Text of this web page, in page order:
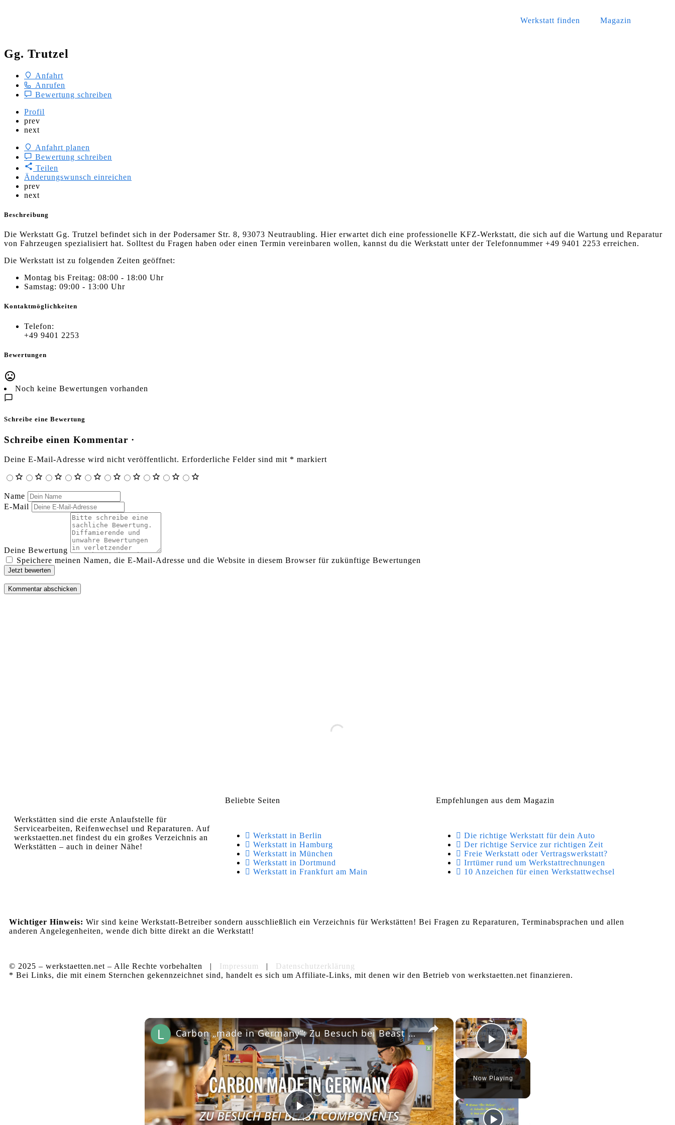
Werkstatt finden Magazin
Gg. Trutzel
Anfahrt
Anrufen
Bewertung schreiben
Profil
prev
next
Anfahrt planen
Bewertung schreiben
Teilen
Änderungswunsch einreichen
prev
next
Beschreibung
Die Werkstatt Gg. Trutzel befindet sich in der Podersamer Str. 8, 93073 Neutraubling. Hier erwartet dich eine professionelle KFZ-Werkstatt, die sich auf die Wartung und Reparatur
von Fahrzeugen spezialisiert hat. Solltest du Fragen haben oder einen Termin vereinbaren wollen, kannst du die Werkstatt unter der Telefonnummer +49 9401 2253 erreichen.
Die Werkstatt ist zu folgenden Zeiten geöffnet:
Montag bis Freitag: 08:00 - 18:00 Uhr
Samstag: 09:00 - 13:00 Uhr
Kontaktmöglichkeiten
Telefon:
+49 9401 2253
Bewertungen
Noch keine Bewertungen vorhanden
Schreibe eine Bewertung
Schreibe einen Kommentar ·
Deine E-Mail-Adresse wird nicht veröffentlicht. Erforderliche Felder sind mit * markiert
Name
E-Mail
Deine Bewertung
Speichere meinen Namen, die E-Mail-Adresse und die Website in diesem Browser für zukünftige Bewertungen
Jetzt bewerten
Werkstätten sind die erste Anlaufstelle für
Servicearbeiten, Reifenwechsel und Reparaturen. Auf
werkstaetten.net findest du ein großes Verzeichnis an
Werkstätten – auch in deiner Nähe!
Beliebte Seiten
Werkstatt in Berlin
Werkstatt in Hamburg
Werkstatt in München
Werkstatt in Dortmund
Werkstatt in Frankfurt am Main
Empfehlungen aus dem Magazin
Die richtige Werkstatt für dein Auto
Der richtige Service zur richtigen Zeit
Freie Werkstatt oder Vertragswerkstatt?
Irrtümer rund um Werkstattrechnungen
10 Anzeichen für einen Werkstattwechsel
Wichtiger Hinweis: Wir sind keine Werkstatt-Betreiber sondern ausschließlich ein Verzeichnis für Werkstätten! Bei Fragen zu Reparaturen, Terminabsprachen und allen
anderen Angelegenheiten, wende dich bitte direkt an die Werkstatt!
© 2025 – werkstaetten.net – Alle Rechte vorbehalten | Impressum | Datenschutzerklärung
* Bei Links, die mit einem Sternchen gekennzeichnet sind, handelt es sich um Affiliate-Links, mit denen wir den Betrieb von werkstaetten.net finanzieren.
×
Play Video
Now Playing
×
Play
Carbon „made in Germany“: Zu Besuch bei Beast Components in Dresden